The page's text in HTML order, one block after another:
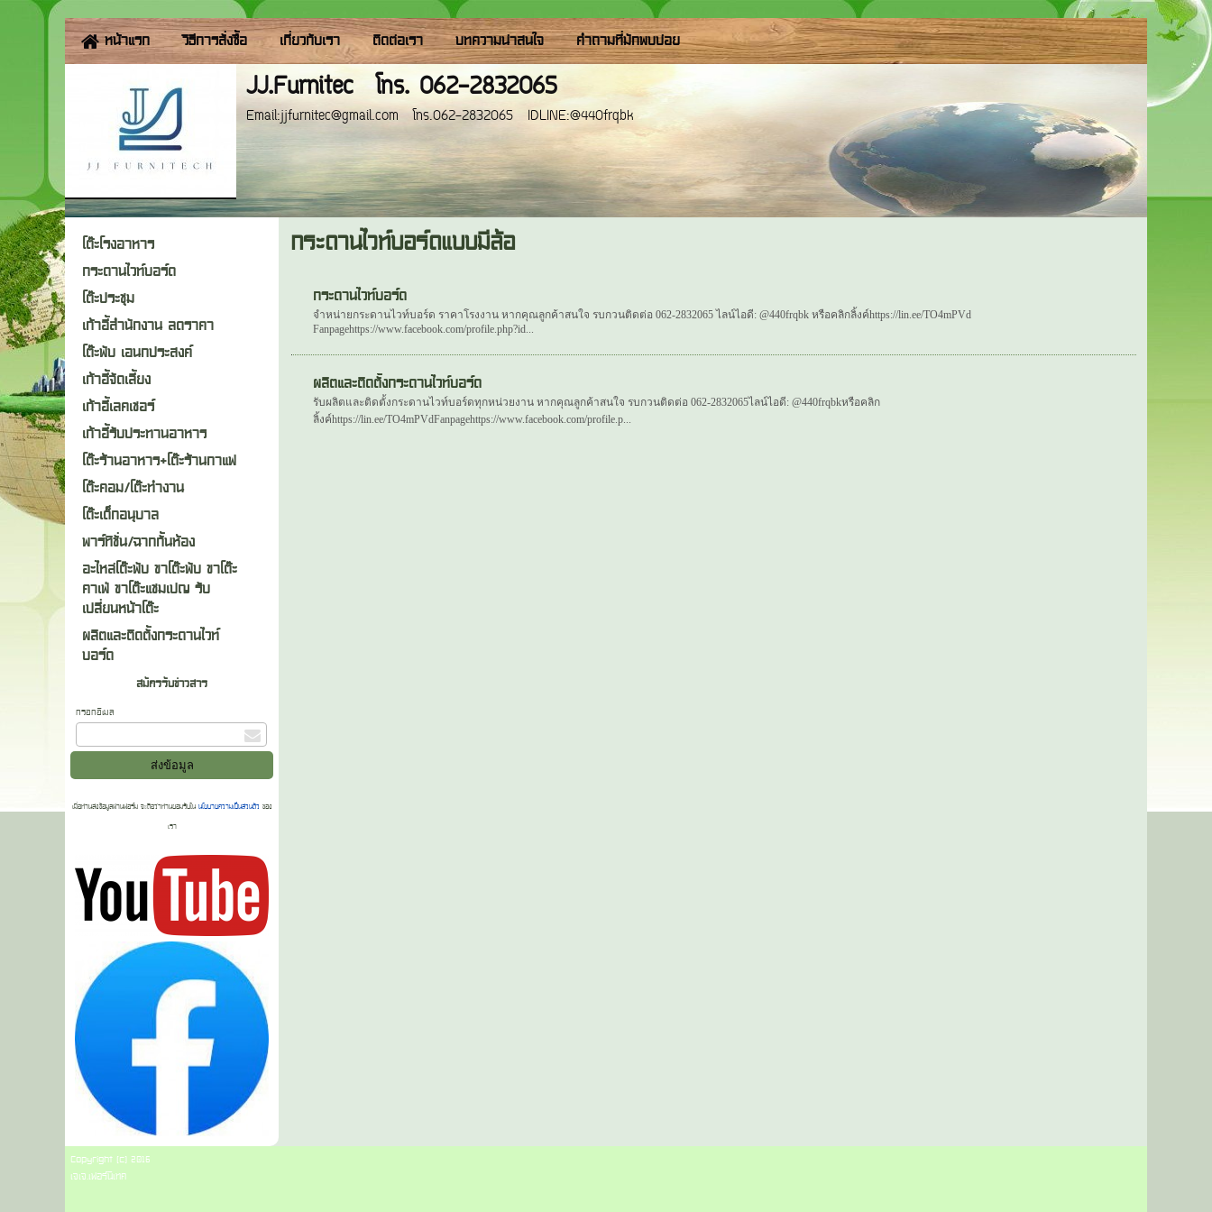
หน้าแรก วิธีการสั่งซื้อ เกี่ยวกับเรา ติดต่อเรา บทความน่าสนใจ คำถามที่มักพบบ่อย
JJ.Furnitec โทร. 062-2832065
Email:jjfurnitec@gmail.com โทร.062-2832065 IDLINE:@440frqbk
โต๊ะโรงอาหาร
กระดานไวท์บอร์ด
โต๊ะประชุม
เก้าอี้สำนักงาน ลดราคา
โต๊ะพับ เอนกประสงค์
เก้าอี้จัดเลี้ยง
เก้าอี้เลคเชอร์
เก้าอี้รับประทานอาหาร
โต๊ะร้านอาหาร+โต๊ะร้านกาแฟ
โต๊ะคอม/โต๊ะทำงาน
โต๊ะเด็กอนุบาล
พาร์ทิชั่น/ฉากกั้นห้อง
อะไหล่โต๊ะพับ ขาโต๊ะพับ ขาโต๊ะ
คาเฟ่ ขาโต๊ะแชมเปญ รับ
เปลี่ยนหน้าโต๊ะ
ผลิตและติดตั้งกระดานไวท์
บอร์ด
สมัครรับข่าวสาร
กรอกอีเมล
เมื่อท่านส่งข้อมูลผ่านฟอร์ม จะถือว่าท่านยอมรับในนโยบายความเป็นส่วนตัว ของ
เรา
กระดานไวท์บอร์ดแบบมีล้อ
กระดานไวท์บอร์ด
จำหน่ายกระดานไวท์บอร์ด ราคาโรงงาน หากคุณลูกค้าสนใจ รบกวนติดต่อ 062-2832065 ไลน์ไอดี: @440frqbk หรือคลิกลิ้งค์https://lin.ee/TO4mPVd
Fanpagehttps://www.facebook.com/profile.php?id...
ผลิตและติดตั้งกระดานไวท์บอร์ด
รับผลิตและติดตั้งกระดานไวท์บอร์ดทุกหน่วยงาน หากคุณลูกค้าสนใจ รบกวนติดต่อ 062-2832065ไลน์ไอดี: @440frqbkหรือคลิก
ลิ้งค์https://lin.ee/TO4mPVdFanpagehttps://www.facebook.com/profile.p...
Copyright (c) 2016
เจเจ.เฟอร์นิเทค